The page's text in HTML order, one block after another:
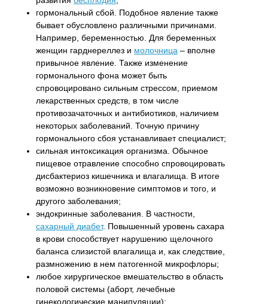
гормональный сбой. Подобное явление также
бывает обусловлено различными причинами.
Например, беременностью. Для беременных
женщин гарднереллез и молочница – вполне
привычное явление. Также изменение
гормонального фона может быть
спровоцировано сильным стрессом, приемом
лекарственных средств, в том числе
противозачаточных и антибиотиков, наличием
некоторых заболеваний. Точную причину
гормонального сбоя устанавливает специалист;
сильная интоксикация организма. Обычное
пищевое отравление способно спровоцировать
дисбактериоз кишечника и влагалища. В итоге
возможно возникновение симптомов и того, и
другого заболевания;
эндокринные заболевания. В частности,
сахарный диабет. Повышенный уровень сахара
в крови способствует нарушению щелочного
баланса слизистой влагалища и, как следствие,
размножению в нем патогенной микрофлоры;
любое хирургическое вмешательство в область
половой системы (аборт, лечебные
гинекологические манипуляции);